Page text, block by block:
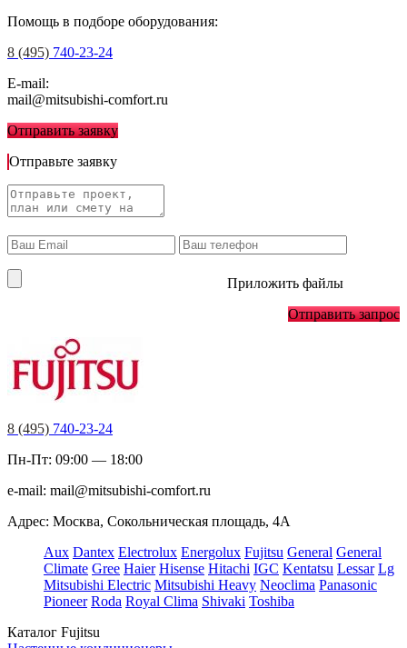
Помощь в подборе оборудования:
8 (495) 740-23-24
E-mail:
mail@mitsubishi-comfort.ru
Отправить заявку
Отправьте заявку
Приложить файлы
Отправить запрос
8 (495) 740-23-24
Пн-Пт: 09:00 — 18:00
e-mail: mail@mitsubishi-comfort.ru
Адрес: Москва, Сокольническая площадь, 4А
Aux Dantex Electrolux Energolux Fujitsu General General
Climate Gree Haier Hisense Hitachi IGC Kentatsu Lessar Lg
Mitsubishi Electric Mitsubishi Heavy Neoclima Panasonic
Pioneer Roda Royal Clima Shivaki Toshiba
Каталог Fujitsu